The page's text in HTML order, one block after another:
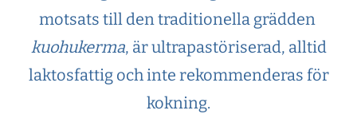
motsats till den traditionella grädden
kuohukerma, är ultrapastöriserad, alltid
laktosfattig och inte rekommenderas för
kokning.